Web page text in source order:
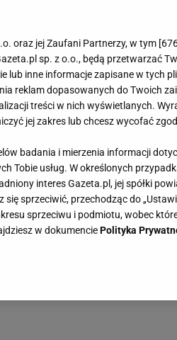
oraz jej Zaufani Partnerzy, w tym [
sp. z o.o., będą przetwarzać
lub inne informacje zapisane w tych
reklam dopasowanych do Twoich
treści w nich wyświetlanych.
jej zakres lub chcesz wycofać
badania i mierzenia informacji
Tobie usług. W określonych
interes Gazeta.pl, jej spółki
sprzeciwić, przechodząc do
sprzeciwu i podmiotu, wobec
w dokumenciePolityka
i przechowywanie plików cookie
do „Ustawień